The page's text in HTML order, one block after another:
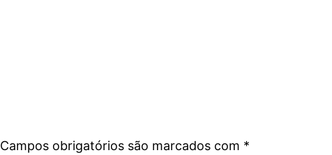
Campos obrigatórios são marcados com *